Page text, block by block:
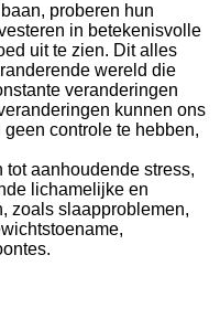
proberen hun
in betekenisvolle
uit te zien. Dit alles
wereld die
veranderingen
kunnen ons
controle te hebben,
aanhoudende stress,
lichamelijke en
zoals slaapproblemen,